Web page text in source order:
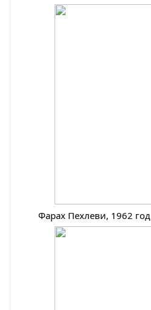
Фарах Пехлеви, 1962 год